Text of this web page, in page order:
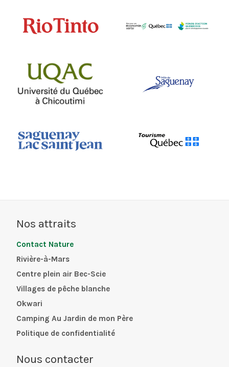
Nos attraits
Contact Nature
Rivière-à-Mars
Centre plein air Bec-Scie
Villages de pêche blanche
Okwari
Camping Au Jardin de mon Père
Politique de confidentialité
Nous contacter